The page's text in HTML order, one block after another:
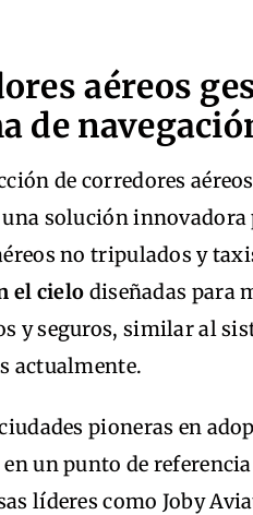
aéreos
de
de corredores
solución
no tripulados y
el cielo diseñadas para
y seguros, similar al
actualmente.
pioneras en
un punto de
líderes como Joby